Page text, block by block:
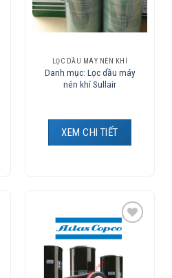
LỌC DẦU MÁY NÉN KHÍ
Danh mục: Lọc dầu máy
nén khí Sullair
XEM CHI TIẾT
Add to
Wishlist